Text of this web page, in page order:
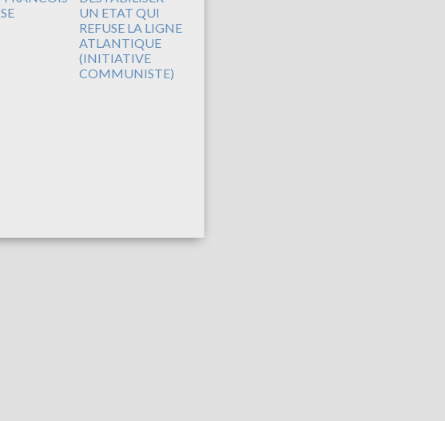
UN ETAT QUI
REFUSE LA LIGNE
ATLANTIQUE
(INITIATIVE
COMMUNISTE)